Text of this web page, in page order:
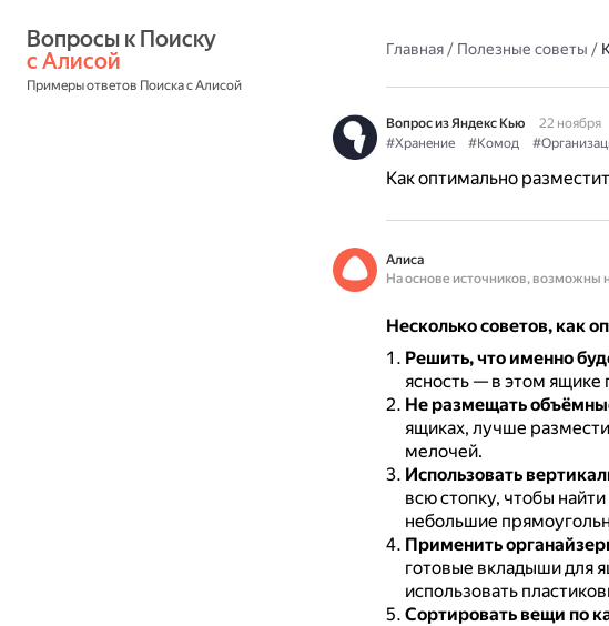
с Алисой
Примеры ответов Поиска с Алисой
Главная/ Полезные советы /
Вопрос из Яндекс Кью
22 ноября
#Хранение
#Комод
Как оптимально
Алиса
На основе источников, возможны
Несколько советов, как
Решить, что именно
ясность — в этом ящике
Не размещать
ящиках, лучше
мелочей.
Использовать
всю стопку, чтобы
небольшие
Применить
готовые вкладыши для
использовать
Сортировать вещи по